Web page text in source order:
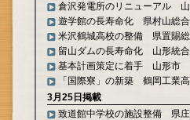
倉沢発電所のリニューアル
遊学館の長寿命化 県村山総
米沢鶴城高校の整備 県置賜
留山ダムの長寿命化 山形統
基本計画策定に着手 山形市
「国際寮」の新築 鶴岡工業
3月25日掲載
致道館中学校の施設整備 県